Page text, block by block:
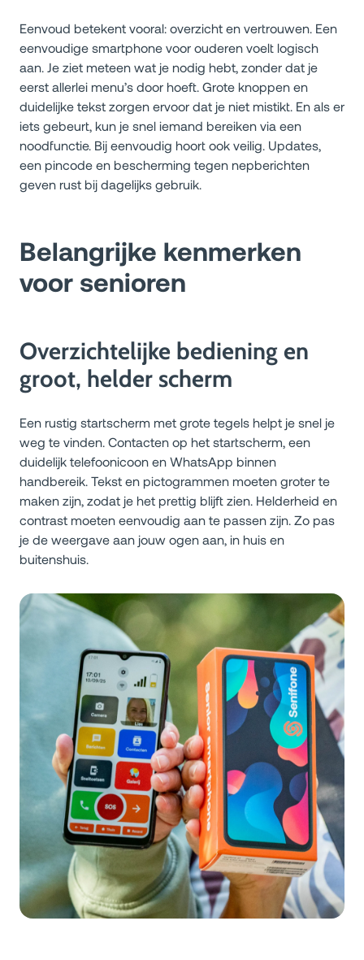
Eenvoud betekent vooral: overzicht en vertrouwen. Een
eenvoudige smartphone voor ouderen voelt logisch
aan. Je ziet meteen wat je nodig hebt, zonder dat je
eerst allerlei menu’s door hoeft. Grote knoppen en
duidelijke tekst zorgen ervoor dat je niet mistikt. En als er
iets gebeurt, kun je snel iemand bereiken via een
noodfunctie. Bij eenvoudig hoort ook veilig. Updates,
een pincode en bescherming tegen nepberichten
geven rust bij dagelijks gebruik.
Belangrijke kenmerken
voor senioren
Overzichtelijke bediening en
groot, helder scherm
Een rustig startscherm met grote tegels helpt je snel je
weg te vinden. Contacten op het startscherm, een
duidelijk telefoonicoon en WhatsApp binnen
handbereik. Tekst en pictogrammen moeten groter te
maken zijn, zodat je het prettig blijft zien. Helderheid en
contrast moeten eenvoudig aan te passen zijn. Zo pas
je de weergave aan jouw ogen aan, in huis en
buitenshuis.